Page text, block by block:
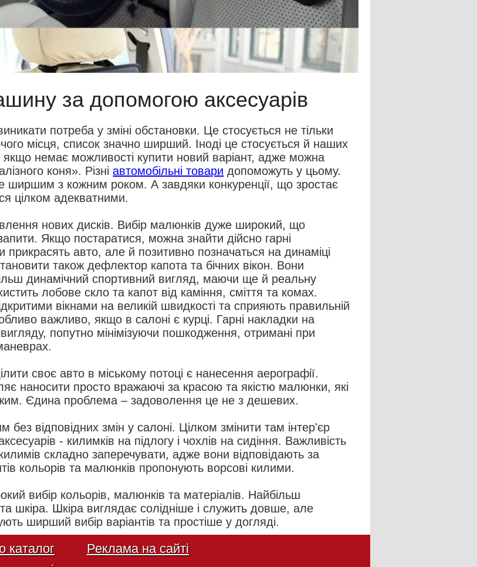
за допомогою аксесуарів
потреба у зміні обстановки. Це стосується не тільки
місця, список значно ширший. Іноді це стосується й наших
якщо немає можливості купити новий варіант, адже можна
коня». Різніавтомобільні товари допоможуть у цьому.
ширшим з кожним роком. А завдяки конкуренції, що зростає
цілком адекватними.
нових дисків. Вибір малюнків дуже широкий, що
Якщо постаратися, можна знайти дійсно гарні
прикрасять авто, але й позитивно позначаться на динаміці
також дефлектор капота та бічних вікон. Вони
динамічний спортивний вигляд, маючи ще й реальну
лобове скло та капот від каміння, сміття та комах.
вікнами на великій швидкості та сприяють правильній
важливо, якщо в салоні є курці. Гарні накладки на
попутно мінімізуючи пошкодження, отримані при
своє авто в міському потоці є нанесення аерографії.
наносити просто вражаючі за красою та якістю малюнки, які
Єдина проблема – задоволення це не з дешевих.
відповідних змін у салоні. Цілком змінити там інтер'єр
- килимків на підлогу і чохлів на сидіння. Важливість
складно заперечувати, адже вони відповідають за
кольорів та малюнків пропонують ворсові килими.
вибір кольорів, малюнків та матеріалів. Найбільш
шкіра. Шкіра виглядає солідніше і служить довше, але
ширший вибір варіантів та простіше у догляді.
каталог
Реклама на сайті